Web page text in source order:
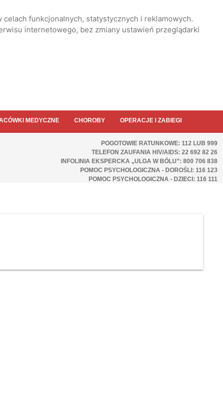
funkcjonalnych, statystycznych i reklamowych.
internetowego, bez zmiany ustawień przeglądarki
MEDYCZNE CHOROBY OPERACJE I ZABIEGI
POGOTOWIE RATUNKOWE: 112 LUB 999
TELEFON ZAUFANIA HIV/AIDS: 22 692 82 26
INFOLINIA EKSPERCKA „ULGA W BÓLU”: 800 706 838
POMOC PSYCHOLOGICZNA - DOROŚLI: 116 123
POMOC PSYCHOLOGICZNA - DZIECI: 116 111